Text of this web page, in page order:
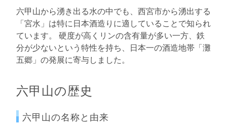
六甲山から湧き出る水の中でも、西宮市から湧出する
「宮水」は特に日本酒造りに適していることで知られ
ています。 硬度が高くリンの含有量が多い一方、鉄
分が少ないという特性を持ち、日本一の酒造地帯「灘
五郷」の発展に寄与しました。
六甲山の歴史
六甲山の名称と由来